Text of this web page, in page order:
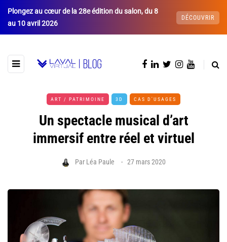
Plongez au cœur de la 28e édition du salon, du 8
au 10 avril 2026
DÉCOUVRIR
ART / PATRIMOINE 3D CAS D'USAGES
Un spectacle musical d’art
immersif entre réel et virtuel
Par Léa Paule 27 mars 2020